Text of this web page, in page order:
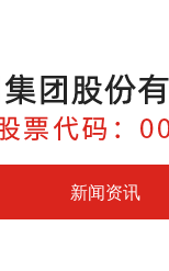
新闻资讯